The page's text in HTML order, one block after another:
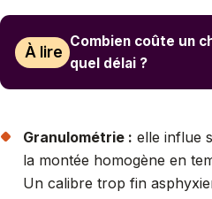
À lire
Combien coûte un
quel délai ?
Granulométrie : elle influe
la montée homogène en
Un calibre trop fin